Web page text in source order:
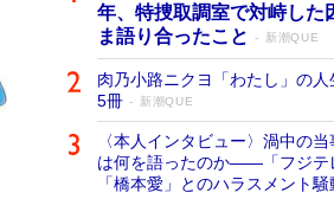
年、特捜取調室で対峙した
ま語り合ったこと
新潮QUE
肉乃小路ニクヨ「わたし」の
5冊
新潮QUE
〈本人インタビュー〉渦中の当
は何を語ったのか――「フジテ
「橋本愛」とのハラスメント騒